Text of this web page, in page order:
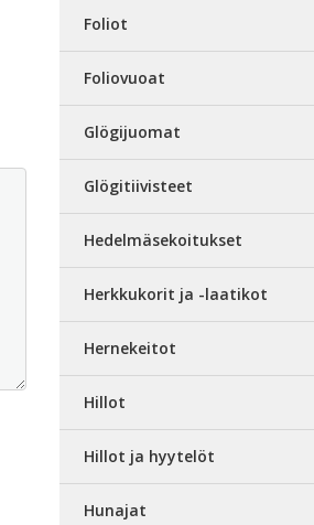
Foliot
Foliovuoat
Glögijuomat
Glögitiivisteet
Hedelmäsekoitukset
Herkkukorit ja -laatikot
Hernekeitot
Hillot
Hillot ja hyytelöt
Hunajat